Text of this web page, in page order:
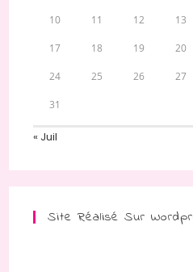
10 11 12 13
17 18 19 20
24 25 26 27
31
« Juil
Site Réalisé Sur